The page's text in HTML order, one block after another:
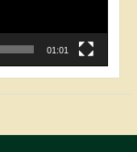
01:01